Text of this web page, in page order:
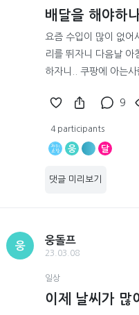
배달을 해야하
요즘 수입이 많이 없어
리를 뛰자니 다음날 아
하자니.. 쿠팡에 아는사
9
4 participants
웅 달
댓글 미리보기
웅
웅돌프
23.03.08
일상
이제 날씨가 많